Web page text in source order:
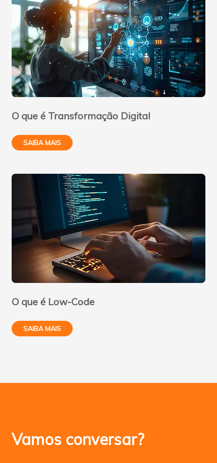
O que é Transformação Digital
SAIBA MAIS
O que é Low-Code
SAIBA MAIS
Vamos conversar?